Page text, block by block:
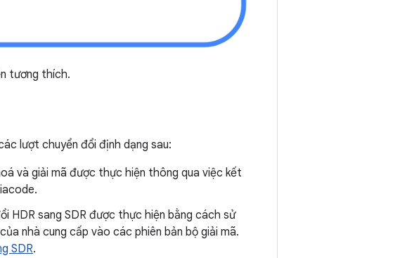
tương thích.
lượt chuyển đổi định dạng sau:
và giải mã được thực hiện thông qua việc kết
HDR sang SDR được thực hiện bằng cách sử
nhà cung cấp vào các phiên bản bộ giải mã.
SDR.